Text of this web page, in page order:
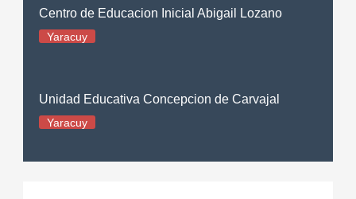
Centro de Educacion Inicial Abigail Lozano
Yaracuy
Unidad Educativa Concepcion de Carvajal
Yaracuy